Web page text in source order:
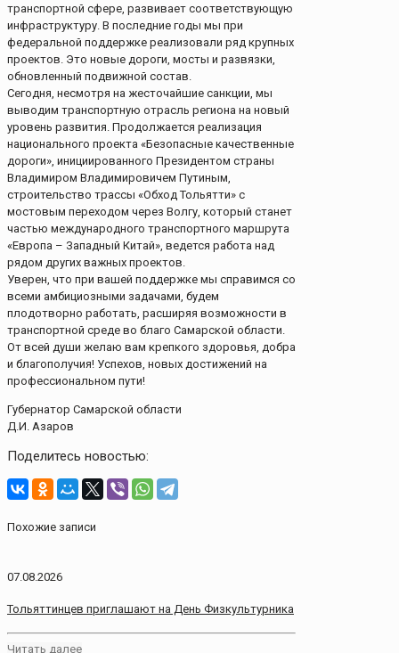
транспортной сфере, развивает соответствующую
инфраструктуру. В последние годы мы при
федеральной поддержке реализовали ряд крупных
проектов. Это новые дороги, мосты и развязки,
обновленный подвижной состав.
Сегодня, несмотря на жесточайшие санкции, мы
выводим транспортную отрасль региона на новый
уровень развития. Продолжается реализация
национального проекта «Безопасные качественные
дороги», инициированного Президентом страны
Владимиром Владимировичем Путиным,
строительство трассы «Обход Тольятти» с
мостовым переходом через Волгу, который станет
частью международного транспортного маршрута
«Европа – Западный Китай», ведется работа над
рядом других важных проектов.
Уверен, что при вашей поддержке мы справимся со
всеми амбициозными задачами, будем
плодотворно работать, расширяя возможности в
транспортной среде во благо Самарской области.
От всей души желаю вам крепкого здоровья, добра
и благополучия! Успехов, новых достижений на
профессиональном пути!
Губернатор Самарской области
Д.И. Азаров
Поделитесь новостью:
Похожие записи
07.08.2026
Тольяттинцев приглашают на День Физкультурника
Читать далее